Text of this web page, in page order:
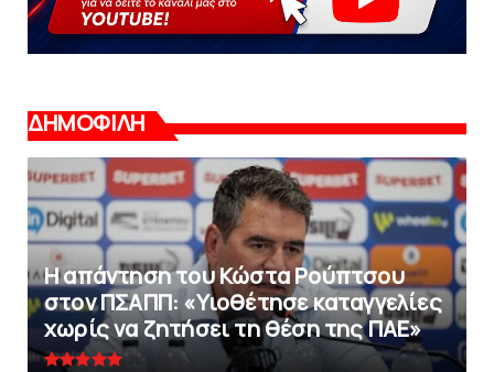
ΔΗΜΟΦΙΛΗ
Η απάντηση του Κώστα Ρούπτσου
στον ΠΣΑΠΠ: «Υιοθέτησε καταγγελίες
χωρίς να ζητήσει τη θέση της ΠAΕ»